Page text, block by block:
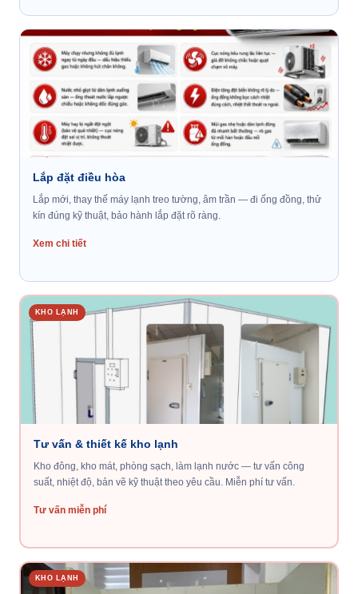
Lắp đặt điều hòa
Lắp mới, thay thế máy lạnh treo tường, âm trần — đi ống đồng, thử
kín đúng kỹ thuật, bảo hành lắp đặt rõ ràng.
Xem chi tiết
KHO LẠNH
Tư vấn & thiết kế kho lạnh
Kho đông, kho mát, phòng sạch, làm lạnh nước — tư vấn công
suất, nhiệt độ, bản vẽ kỹ thuật theo yêu cầu. Miễn phí tư vấn.
Tư vấn miễn phí
KHO LẠNH